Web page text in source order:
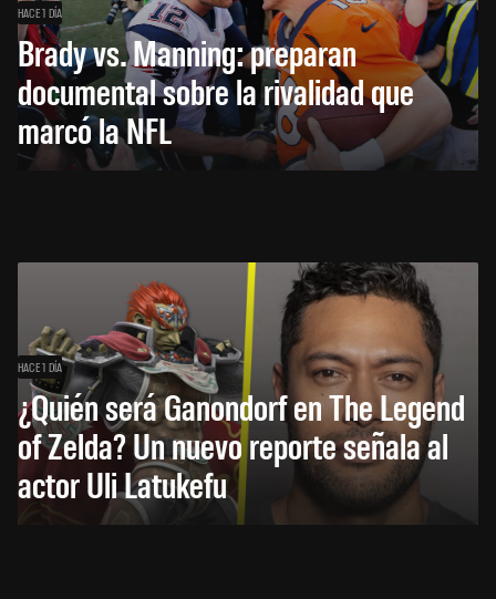
HACE 1 DÍA
Brady vs. Manning: preparan
documental sobre la rivalidad que
marcó la NFL
HACE 1 DÍA
¿Quién será Ganondorf en The Legend
of Zelda? Un nuevo reporte señala al
actor Uli Latukefu